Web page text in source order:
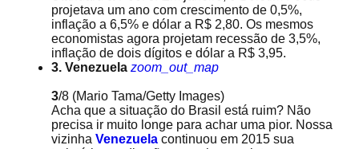
projetava um ano com crescimento de 0,5%,
inflação a 6,5% e dólar a R$ 2,80. Os mesmos
economistas agora projetam recessão de 3,5%,
inflação de dois dígitos e dólar a R$ 3,95.
3. Venezuela zoom_out_map
3/8 (Mario Tama/Getty Images)
Acha que a situação do Brasil está ruim? Não
precisa ir muito longe para achar uma pior. Nossa
vizinha Venezuela continuou em 2015 sua